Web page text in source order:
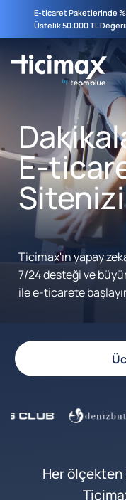
E-ticaret Paketlerinde
Üstelik 50.000 TL
E-
Sitenizi
Ticimax'ın yapay
7/24 desteği ve
ile e-ticarete
Her